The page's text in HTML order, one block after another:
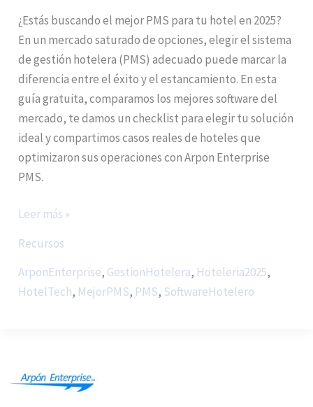
¿Estás buscando el mejor PMS para tu hotel en 2025?
En un mercado saturado de opciones, elegir el sistema
de gestión hotelera (PMS) adecuado puede marcar la
diferencia entre el éxito y el estancamiento. En esta
guía gratuita, comparamos los mejores software del
mercado, te damos un checklist para elegir tu solución
ideal y compartimos casos reales de hoteles que
optimizaron sus operaciones con Arpon Enterprise
PMS.
Leer más »
Recursos
ArponEnterprise, GestionHotelera, Hoteleria2025,
HotelTech, MejorPMS, PMS, SoftwareHotelero
Premise